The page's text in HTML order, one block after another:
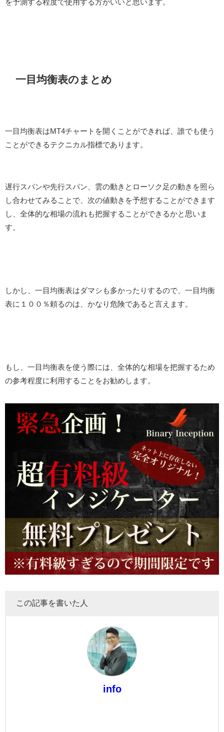
を予測する程度で使用する方がいいと思います。
一目均衡表のまとめ
一目均衡表はMT4チャートを開くことができれば、誰でも使う
ことができるテクニカル指標であります。
遅行スパンや先行スパン、雲の動きとローソク足の動きを照ら
し合わせてみることで、次の値動きを予想することができます
し、全体的な相場の流れも把握することができるかと思いま
す。
しかし、一目均衡表はダマシも多かったりするので、一目均衡
表に１００％頼るのは、かなり危険であると言えます。
もし、一目均衡表を使う際には、全体的な相場を把握するため
の参考程度に利用することをお勧めします。
この記事を書いた人
info